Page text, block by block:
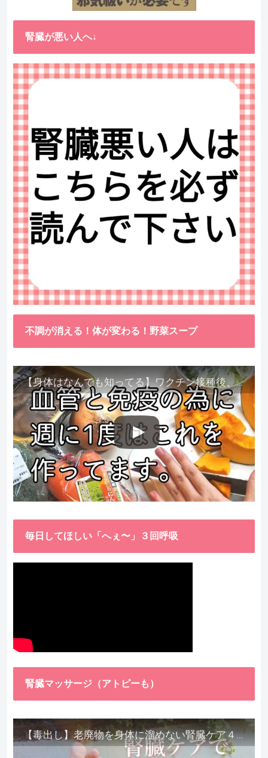
腎臓が悪い人へ↓
不調が消える！体が変わる！野菜スープ
【身体はなんでも知ってる】ワクチン接種後、異常に食べたくなった野菜が細胞回復に貢献してくれました。
毎日してほしい「へぇ〜」３回呼吸
腎臓マッサージ（アトピーも）
【毒出し】老廃物を身体に溜めない腎臓ケア４種をご紹介します。